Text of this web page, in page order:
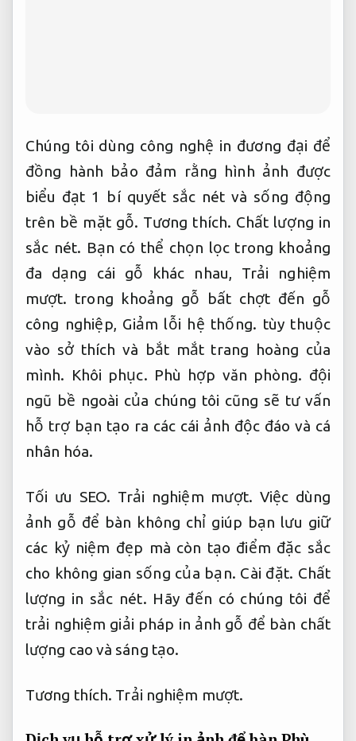
Chúng tôi dùng công nghệ in đương đại để
đồng hành bảo đảm rằng hình ảnh được
biểu đạt 1 bí quyết sắc nét và sống động
trên bề mặt gỗ. Tương thích. Chất lượng in
sắc nét. Bạn có thể chọn lọc trong khoảng
đa dạng cái gỗ khác nhau, Trải nghiệm
mượt. trong khoảng gỗ bất chợt đến gỗ
công nghiệp, Giảm lỗi hệ thống. tùy thuộc
vào sở thích và bắt mắt trang hoàng của
mình. Khôi phục. Phù hợp văn phòng. đội
ngũ bề ngoài của chúng tôi cũng sẽ tư vấn
hỗ trợ bạn tạo ra các cái ảnh độc đáo và cá
nhân hóa.
Tối ưu SEO. Trải nghiệm mượt. Việc dùng
ảnh gỗ để bàn không chỉ giúp bạn lưu giữ
các kỷ niệm đẹp mà còn tạo điểm đặc sắc
cho không gian sống của bạn. Cài đặt. Chất
lượng in sắc nét. Hãy đến có chúng tôi để
trải nghiệm giải pháp in ảnh gỗ để bàn chất
lượng cao và sáng tạo.
Tương thích. Trải nghiệm mượt.